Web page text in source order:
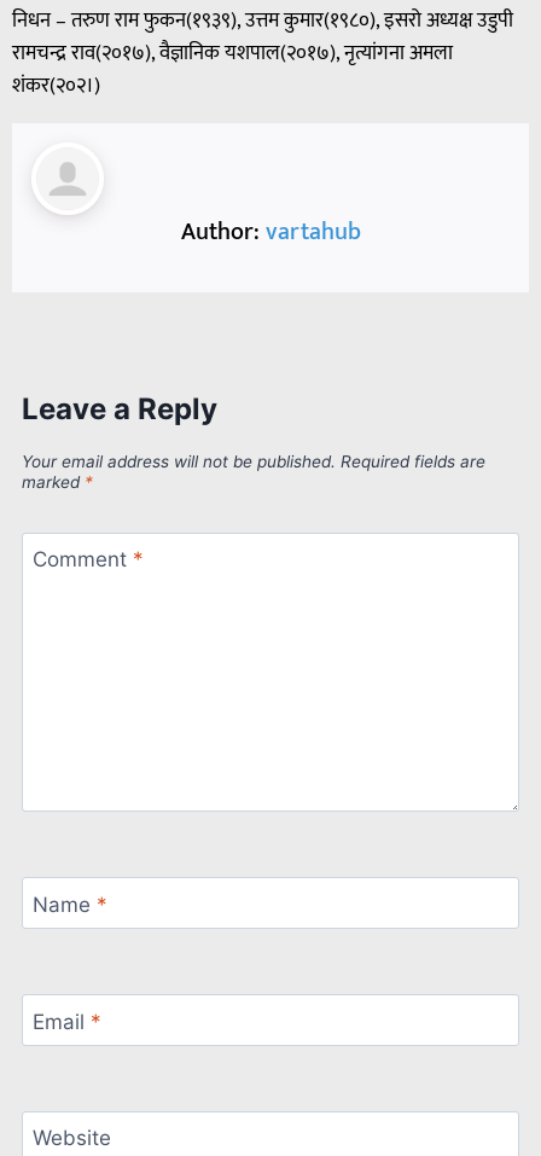
निधन – तरुण राम फुकन(१९३९), उत्तम कुमार(१९८०), इसरो अध्यक्ष उडुपी
रामचन्द्र राव(२०१७), वैज्ञानिक यशपाल(२०१७), नृत्यांगना अमला
शंकर(२०२।)
Author:vartahub
Leave a Reply
Your email address will not be published. Required fields are
marked *
Comment *
Name *
Email *
Website